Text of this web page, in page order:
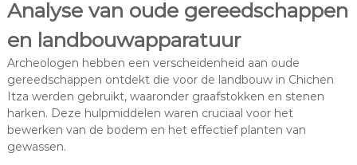
Analyse van oude gereedschappen
en landbouwapparatuur
Archeologen hebben een verscheidenheid aan oude
gereedschappen ontdekt die voor de landbouw in Chichen
Itza werden gebruikt, waaronder graafstokken en stenen
harken. Deze hulpmiddelen waren cruciaal voor het
bewerken van de bodem en het effectief planten van
gewassen.